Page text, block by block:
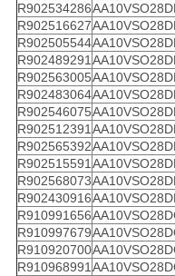
R902534286
R902516627
R902505544
R902489291
R902563005
R902483064
R902546075
R902512391
R902565392
R902515591
R902568073
R902430916
R910991656
R910997679
R910920700
R910968991